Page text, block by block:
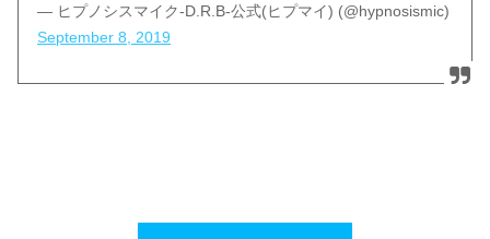
— ヒプノシスマイク-D.R.B-公式(ヒプマイ) (@hypnosismic)
September 8, 2019